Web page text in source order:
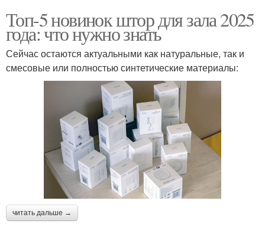
Топ-5 новинок штор для зала 2025
года: что нужно знать
Сейчас остаются актуальными как натуральные, так и
смесовые или полностью синтетические материалы:
читать дальше →